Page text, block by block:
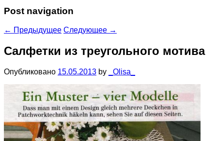
Post navigation
← Предыдущее Следующее →
Салфетки из треугольного мотива
Опубликовано 15.05.2013 by _Olisa_